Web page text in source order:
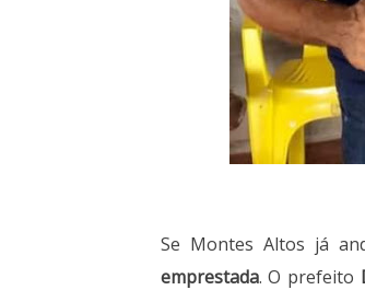
Se Montes Altos já
emprestada. O prefeito